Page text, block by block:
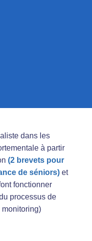
dans les
à partir
(2 brevets pour
de séniors) et
fonctionner
processus de